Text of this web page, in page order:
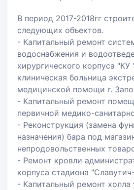
В период 2017-2018гг
следующих объектов.
- Капитальный ремонт
водоснабжения и
хирургического корпуса "КУ
клиническая больница
медицинской помощи г.
- Капитальный ремонт
первичной медико-
- Реконструкция (замена
назначения) бара под
непродовольственных
- Ремонт кровли
корпуса стадиона
- Капитальный ремонт холла